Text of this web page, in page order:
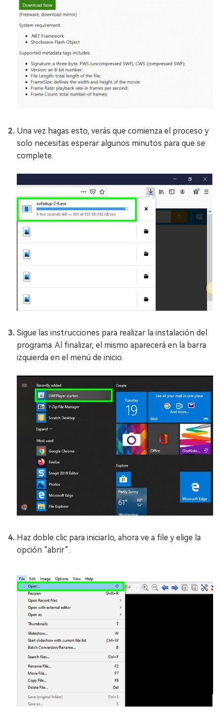
Una vez hagas esto, verás que comienza el proceso y
solo necesitas esperar algunos minutos para que se
complete.
Sigue las instrucciones para realizar la instalación del
programa. Al finalizar, el mismo aparecerá en la barra
izquierda en el menú de inicio.
Haz doble clic para iniciarlo, ahora ve a file y elige la
opción “abrir”.